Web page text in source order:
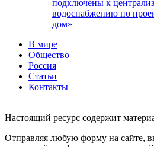
подключены к
водоснабжению по
дом»
В мире
Общество
Россия
Статьи
Контакты
Настоящий ресурс содержит
Отправляя любую форму на сайте,